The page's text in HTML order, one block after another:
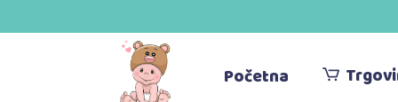
Početna